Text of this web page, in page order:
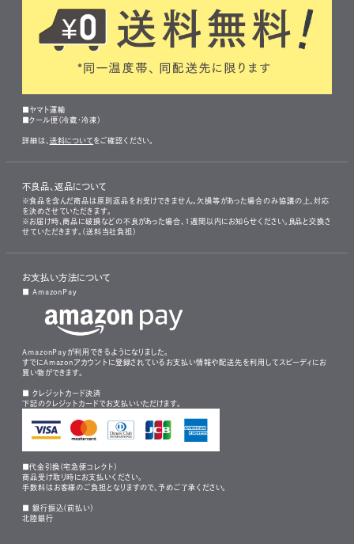
■ヤマト運輸
■クール便（冷蔵・冷凍）
詳細は、 送料について をご確認ください。
不良品、返品について
※食品を含んだ商品は原則返品をお受けできません。欠損等があった場合のみ協議の上、対応
を決めさせていただきます。
※お届け時、商品に破損などの不良があった場合、1週間以内にお知らせください。良品と交換さ
せていただきます。（送料当社負担）
お支払い方法について
■ AmazonPay
AmazonPayが利用できるようになりました。
すでにAmazonアカウントに登録されているお支払い情報や配送先を利用してスピーディにお
買い物ができます。
■ クレジットカード決済
下記のクレジットカードでお支払いいただけます。
■代金引換（宅急便コレクト）
商品受け取り時にお支払いください。
手数料はお客様のご負担となりますので、予めご了承ください。
■ 銀行振込（前払い）
北陸銀行